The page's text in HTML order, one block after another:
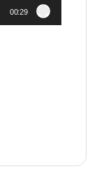
00:29